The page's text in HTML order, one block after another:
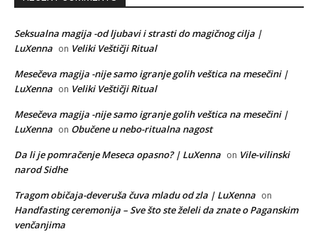
Seksualna magija -od ljubavi i strasti do magičnog cilja |
LuXenna on Veliki Veštičji Ritual
Mesečeva magija -nije samo igranje golih veštica na mesečini |
LuXenna on Veliki Veštičji Ritual
Mesečeva magija -nije samo igranje golih veštica na mesečini |
LuXenna on Obučene u nebo-ritualna nagost
Da li je pomračenje Meseca opasno? | LuXenna on Vile-vilinski
narod Sidhe
Tragom običaja-deveruša čuva mladu od zla | LuXenna on
Handfasting ceremonija – Sve što ste želeli da znate o Paganskim
venčanjima